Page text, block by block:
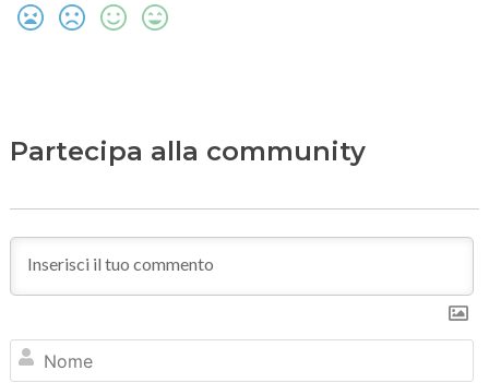
Partecipa alla community